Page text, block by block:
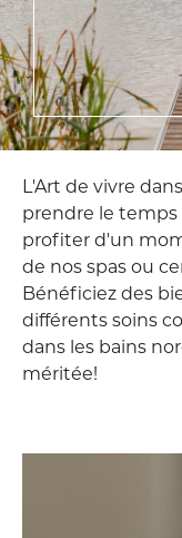
L'Art de vivre
prendre le temps
profiter d'un
de nos spas ou
Bénéficiez des
différents soins
dans les bains
méritée!